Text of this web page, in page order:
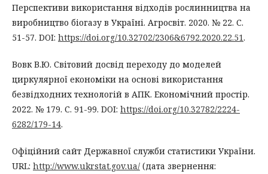
Перспективи використання відходів рослинництва на
виробництво біогазу в Україні. Агросвіт. 2020. № 22. С.
51-57. DOI: https://doi.org/10.32702/2306&6792.2020.22.51.
Вовк В.Ю. Світовий досвід переходу до моделей
циркулярної економіки на основі використання
безвідходних технологій в АПК. Економічний простір.
2022. № 179. С. 91-99. DOI: https://doi.org/10.32782/2224-
6282/179-14.
Офіційний сайт Державної служби статистики України.
URL: http://www.ukrstat.gov.ua/ (дата звернення: